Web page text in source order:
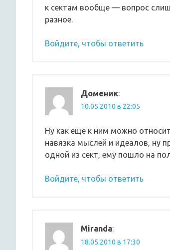
к сектам вообще — вопрос
разное.
Войдите, чтобы ответить
Доменик:
10.05.2010 в 22:05
Ну как еще к ним можно
навязка мыслей и идеалов, ну
одной из сект, ему пошло на
Войдите, чтобы ответить
Miranda:
18.05.2010 в 17:30